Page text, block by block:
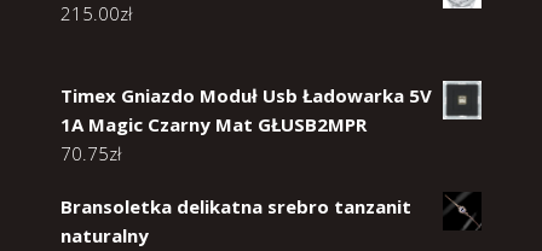
215.00zł
Timex Gniazdo Moduł Usb Ładowarka 5V
1A Magic Czarny Mat GŁUSB2MPR
70.75zł
Bransoletka delikatna srebro tanzanit
naturalny